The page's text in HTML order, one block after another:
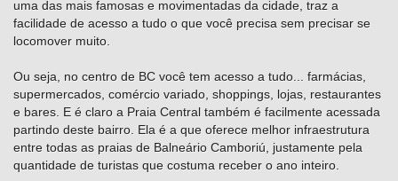
uma das mais famosas e movimentadas da cidade, traz a
facilidade de acesso a tudo o que você precisa sem precisar se
locomover muito.⠀
Ou seja, no centro de BC você tem acesso a tudo... farmácias,
supermercados, comércio variado, shoppings, lojas, restaurantes
e bares. E é claro a Praia Central também é facilmente acessada
partindo deste bairro. Ela é a que oferece melhor infraestrutura
entre todas as praias de Balneário Camboriú, justamente pela
quantidade de turistas que costuma receber o ano inteiro.⠀